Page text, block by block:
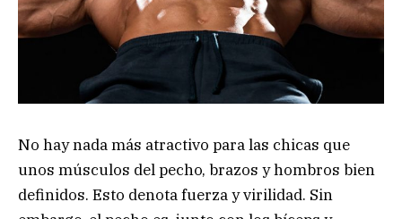
No hay nada más atractivo para las chicas que
unos músculos del pecho, brazos y hombros bien
definidos. Esto denota fuerza y virilidad. Sin